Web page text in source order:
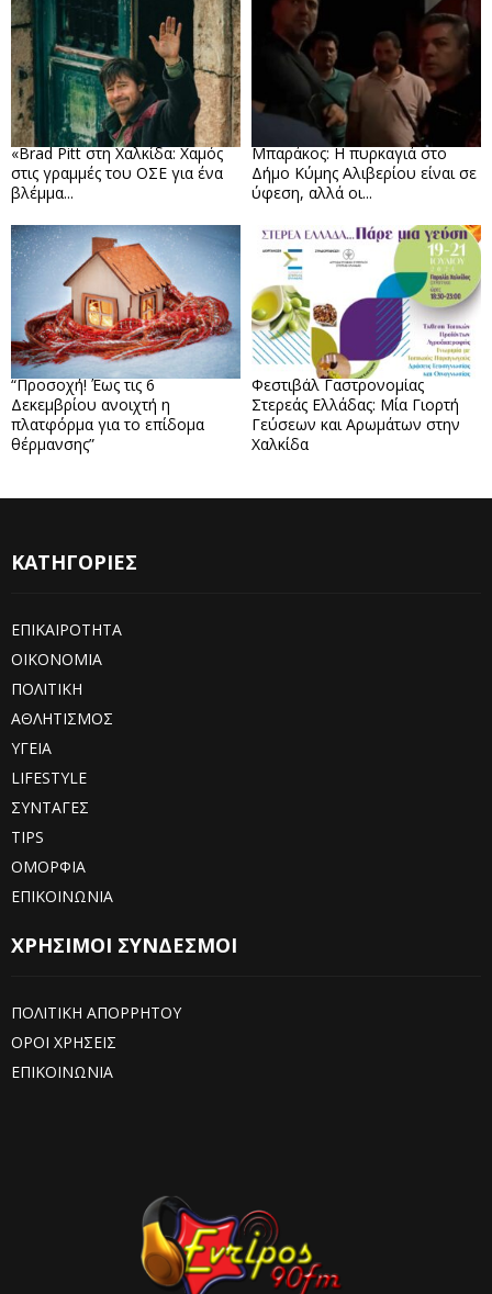
«Brad Pitt στη Χαλκίδα: Χαμός
στις γραμμές του ΟΣΕ για ένα
βλέμμα...
Μπαράκος: Η πυρκαγιά στο
Δήμο Κύμης Αλιβερίου είναι σε
ύφεση, αλλά οι...
“Προσοχή! Έως τις 6
Δεκεμβρίου ανοιχτή η
πλατφόρμα για το επίδομα
θέρμανσης”
Φεστιβάλ Γαστρονομίας
Στερεάς Ελλάδας: Μία Γιορτή
Γεύσεων και Αρωμάτων στην
Χαλκίδα
ΚΑΤΗΓΟΡΙΕΣ
ΕΠΙΚΑΙΡΟΤΗΤΑ
ΟΙΚΟΝΟΜΙΑ
ΠΟΛΙΤΙΚΗ
ΑΘΛΗΤΙΣΜΟΣ
ΥΓΕΙΑ
LIFESTYLE
ΣΥΝΤΑΓΕΣ
TIPS
ΟΜΟΡΦΙΑ
ΕΠΙΚΟΙΝΩΝΙΑ
ΧΡΗΣΙΜΟΙ ΣΥΝΔΕΣΜΟΙ
ΠΟΛΙΤΙΚΗ ΑΠΟΡΡΗΤΟΥ
ΟΡΟΙ ΧΡΗΣΕΙΣ
ΕΠΙΚΟΙΝΩΝΙΑ